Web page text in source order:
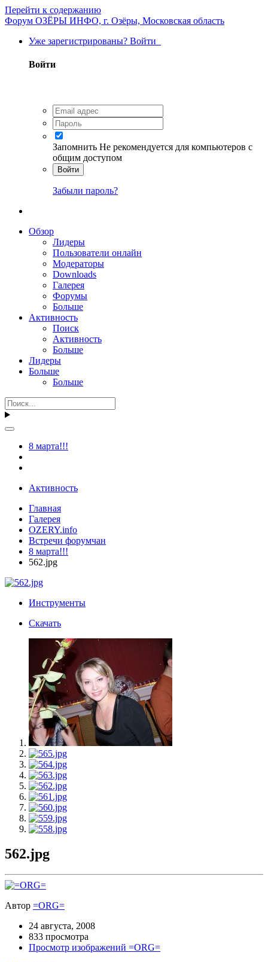
Перейти к содержанию
Форум ОЗЁРЫ ИНФО, г. Озёры, Московская область
Уже зарегистрированы? Войти
Войти
Запомнить Не рекомендуется для компьютеров с
общим доступом
Войти
Забыли пароль?
Обзор
Лидеры
Пользователи онлайн
Модераторы
Downloads
Галерея
Форумы
Больше
Активность
Поиск
Активность
Больше
Лидеры
Больше
Больше
8 марта!!!
Активность
Главная
Галерея
OZERY.info
Встречи форумчан
8 марта!!!
562.jpg
Инструменты
Скачать
562.jpg
Автор =ORG=
24 августа, 2008
833 просмотра
Просмотр изображений =ORG=